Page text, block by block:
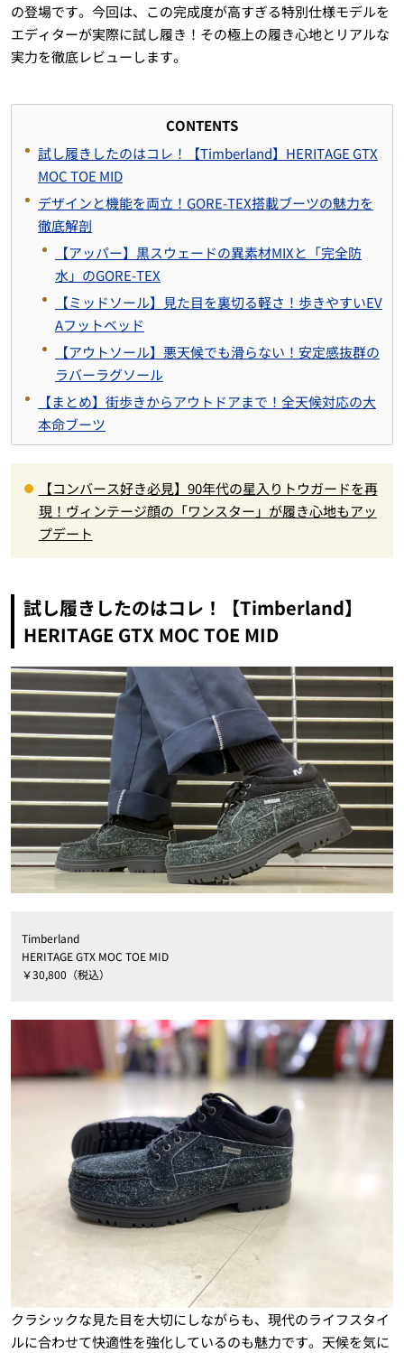
の登場です。今回は、この完成度が高すぎる特別仕様モデルを
エディターが実際に試し履き！その極上の履き心地とリアルな
実力を徹底レビューします。
CONTENTS
試し履きしたのはコレ！【Timberland】HERITAGE GTX
MOC TOE MID
デザインと機能を両立！GORE-TEX搭載ブーツの魅力を
徹底解剖
【アッパー】黒スウェードの異素材MIXと「完全防
水」のGORE-TEX
【ミッドソール】見た目を裏切る軽さ！歩きやすいEV
Aフットベッド
【アウトソール】悪天候でも滑らない！安定感抜群の
ラバーラグソール
【まとめ】街歩きからアウトドアまで！全天候対応の大
本命ブーツ
【コンバース好き必見】90年代の星入りトウガードを再
現！ヴィンテージ顔の「ワンスター」が履き心地もアッ
プデート
試し履きしたのはコレ！【Timberland】
HERITAGE GTX MOC TOE MID
Timberland
HERITAGE GTX MOC TOE MID
￥30,800（税込）
クラシックな見た目を大切にしながらも、現代のライフスタイ
ルに合わせて快適性を強化しているのも魅力です。天候を気に